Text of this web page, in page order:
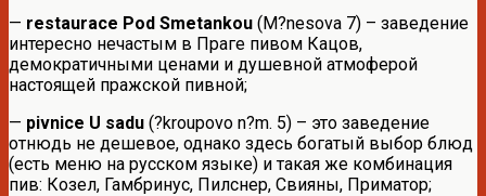
— restaurace Pod Smetankou (M?nesova 7) – заведение
интересно нечастым в Праге пивом Кацов,
демократичными ценами и душевной атмоферой
настоящей пражской пивной;
— pivnice U sadu (?kroupovo n?m. 5) – это заведение
отнюдь не дешевое, однако здесь богатый выбор блюд
(есть меню на русском языке) и такая же комбинация
пив: Козел, Гамбринус, Пилснер, Свияны, Приматор;